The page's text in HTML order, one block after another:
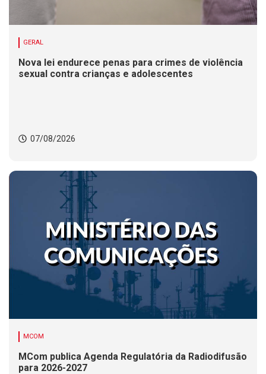
GERAL
Nova lei endurece penas para crimes de violência
sexual contra crianças e adolescentes
07/08/2026
MCOM
MCom publica Agenda Regulatória da Radiodifusão
para 2026-2027